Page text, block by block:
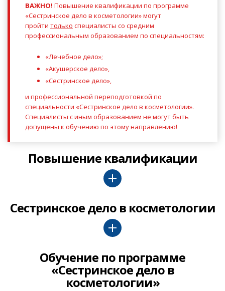
ВАЖНО! Повышение квалификации по программе
«Сестринское дело в косметологии» могут
пройти только специалисты со средним
профессиональным образованием по специальностям:
«Лечебное дело»;
«Акушерское дело»,
«Сестринское дело»,
и профессиональной переподготовкой по
специальности «Сестринское дело в косметологии».
Специалисты с иным образованием не могут быть
допущены к обучению по этому направлению!
Повышение квалификации
Сестринское дело в косметологии
Обучение по программе
«Сестринское дело в
косметологии»